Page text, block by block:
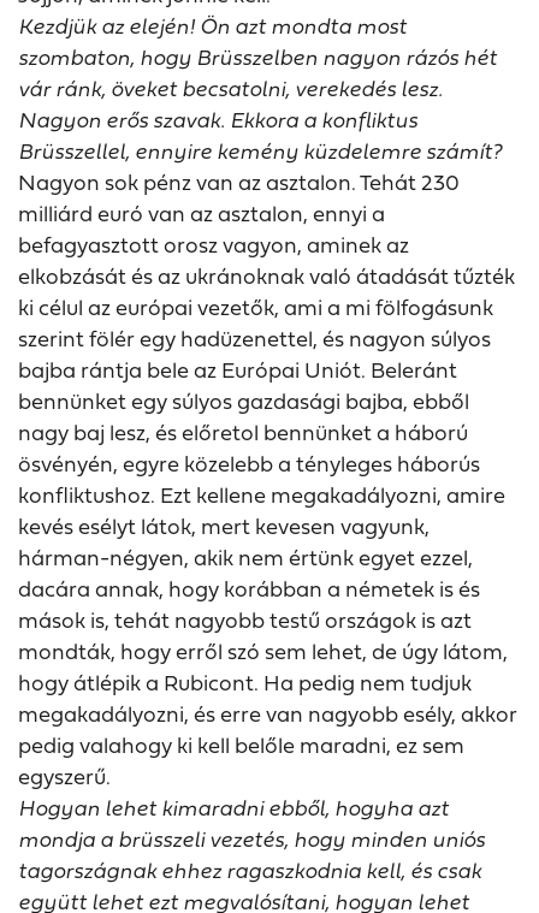
Kezdjük az elején! Ön azt mondta most
szombaton, hogy Brüsszelben nagyon rázós hét
vár ránk, öveket becsatolni, verekedés lesz.
Nagyon erős szavak. Ekkora a konfliktus
Brüsszellel, ennyire kemény küzdelemre számít?
Nagyon sok pénz van az asztalon. Tehát 230
milliárd euró van az asztalon, ennyi a
befagyasztott orosz vagyon, aminek az
elkobzását és az ukránoknak való átadását tűzték
ki célul az európai vezetők, ami a mi fölfogásunk
szerint fölér egy hadüzenettel, és nagyon súlyos
bajba rántja bele az Európai Uniót. Beleránt
bennünket egy súlyos gazdasági bajba, ebből
nagy baj lesz, és előretol bennünket a háború
ösvényén, egyre közelebb a tényleges háborús
konfliktushoz. Ezt kellene megakadályozni, amire
kevés esélyt látok, mert kevesen vagyunk,
hárman-négyen, akik nem értünk egyet ezzel,
dacára annak, hogy korábban a németek is és
mások is, tehát nagyobb testű országok is azt
mondták, hogy erről szó sem lehet, de úgy látom,
hogy átlépik a Rubicont. Ha pedig nem tudjuk
megakadályozni, és erre van nagyobb esély, akkor
pedig valahogy ki kell belőle maradni, ez sem
egyszerű.
Hogyan lehet kimaradni ebből, hogyha azt
mondja a brüsszeli vezetés, hogy minden uniós
tagországnak ehhez ragaszkodnia kell, és csak
együtt lehet ezt megvalósítani, hogyan lehet